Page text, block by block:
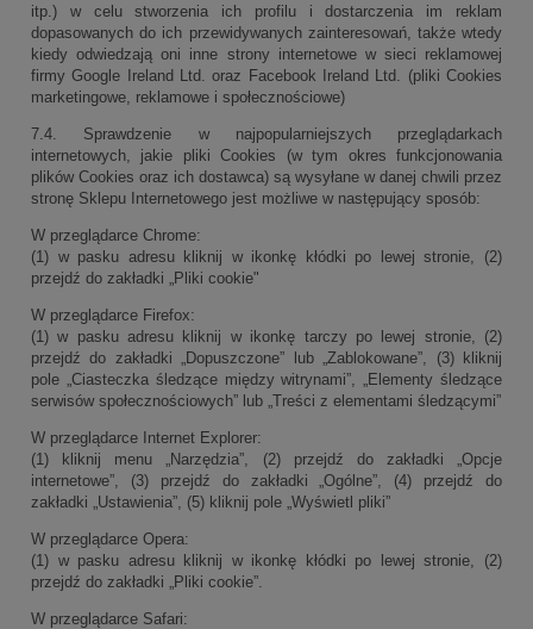
itp.) w celu stworzenia ich profilu i dostarczenia im reklam
dopasowanych do ich przewidywanych zainteresowań, także wtedy
kiedy odwiedzają oni inne strony internetowe w sieci reklamowej
firmy Google Ireland Ltd. oraz Facebook Ireland Ltd. (pliki Cookies
marketingowe, reklamowe i społecznościowe)
7.4. Sprawdzenie w najpopularniejszych przeglądarkach
internetowych, jakie pliki Cookies (w tym okres funkcjonowania
plików Cookies oraz ich dostawca) są wysyłane w danej chwili przez
stronę Sklepu Internetowego jest możliwe w następujący sposób:
W przeglądarce Chrome:
(1) w pasku adresu kliknij w ikonkę kłódki po lewej stronie, (2)
przejdź do zakładki „Pliki cookie"
W przeglądarce Firefox:
(1) w pasku adresu kliknij w ikonkę tarczy po lewej stronie, (2)
przejdź do zakładki „Dopuszczone” lub „Zablokowane”, (3) kliknij
pole „Ciasteczka śledzące między witrynami”, „Elementy śledzące
serwisów społecznościowych” lub „Treści z elementami śledzącymi”
W przeglądarce Internet Explorer:
(1) kliknij menu „Narzędzia”, (2) przejdź do zakładki „Opcje
internetowe”, (3) przejdź do zakładki „Ogólne”, (4) przejdź do
zakładki „Ustawienia”, (5) kliknij pole „Wyświetl pliki”
W przeglądarce Opera:
(1) w pasku adresu kliknij w ikonkę kłódki po lewej stronie, (2)
przejdź do zakładki „Pliki cookie”.
W przeglądarce Safari: